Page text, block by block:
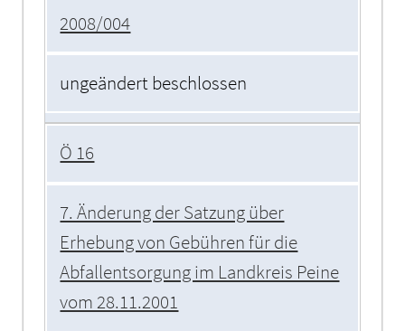
2008/004
ungeändert beschlossen
Ö 16
7. Änderung der Satzung über
Erhebung von Gebühren für die
Abfallentsorgung im Landkreis Peine
vom 28.11.2001